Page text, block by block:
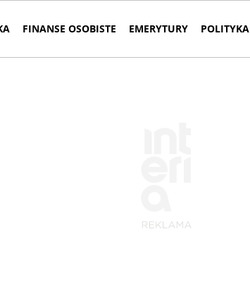
FINANSE OSOBISTE EMERYTURY POLITYKA